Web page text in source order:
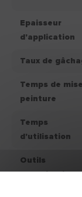
Epaisseur
d'application
Taux de
Temps de
peinture
Temps
d'utilisation
Outils